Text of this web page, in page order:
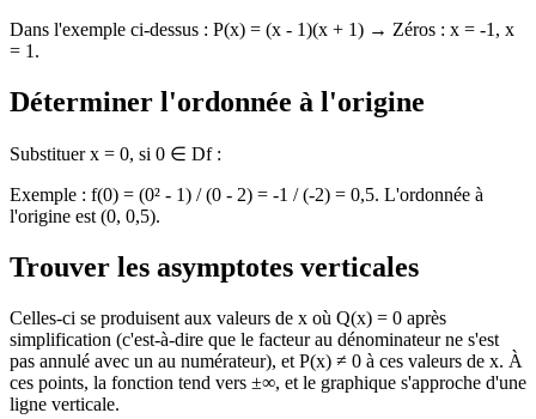
Dans l'exemple ci-dessus : P(x) = (x - 1)(x + 1) → Zéros : x = -1, x
= 1.
Déterminer l'ordonnée à l'origine
Substituer x = 0, si 0 ∈ Df :
Exemple : f(0) = (0² - 1) / (0 - 2) = -1 / (-2) = 0,5. L'ordonnée à
l'origine est (0, 0,5).
Trouver les asymptotes verticales
Celles-ci se produisent aux valeurs de x où Q(x) = 0 après
simplification (c'est-à-dire que le facteur au dénominateur ne s'est
pas annulé avec un au numérateur), et P(x) ≠ 0 à ces valeurs de x. À
ces points, la fonction tend vers ±∞, et le graphique s'approche d'une
ligne verticale.